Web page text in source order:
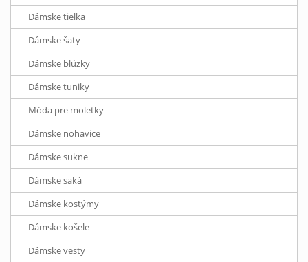
Dámske tielka
Dámske šaty
Dámske blúzky
Dámske tuniky
Móda pre moletky
Dámske nohavice
Dámske sukne
Dámske saká
Dámske kostýmy
Dámske košele
Dámske vesty